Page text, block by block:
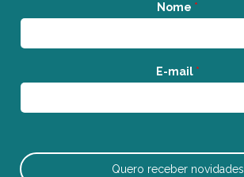
Nome *
E-mail *
Quero receber novidades